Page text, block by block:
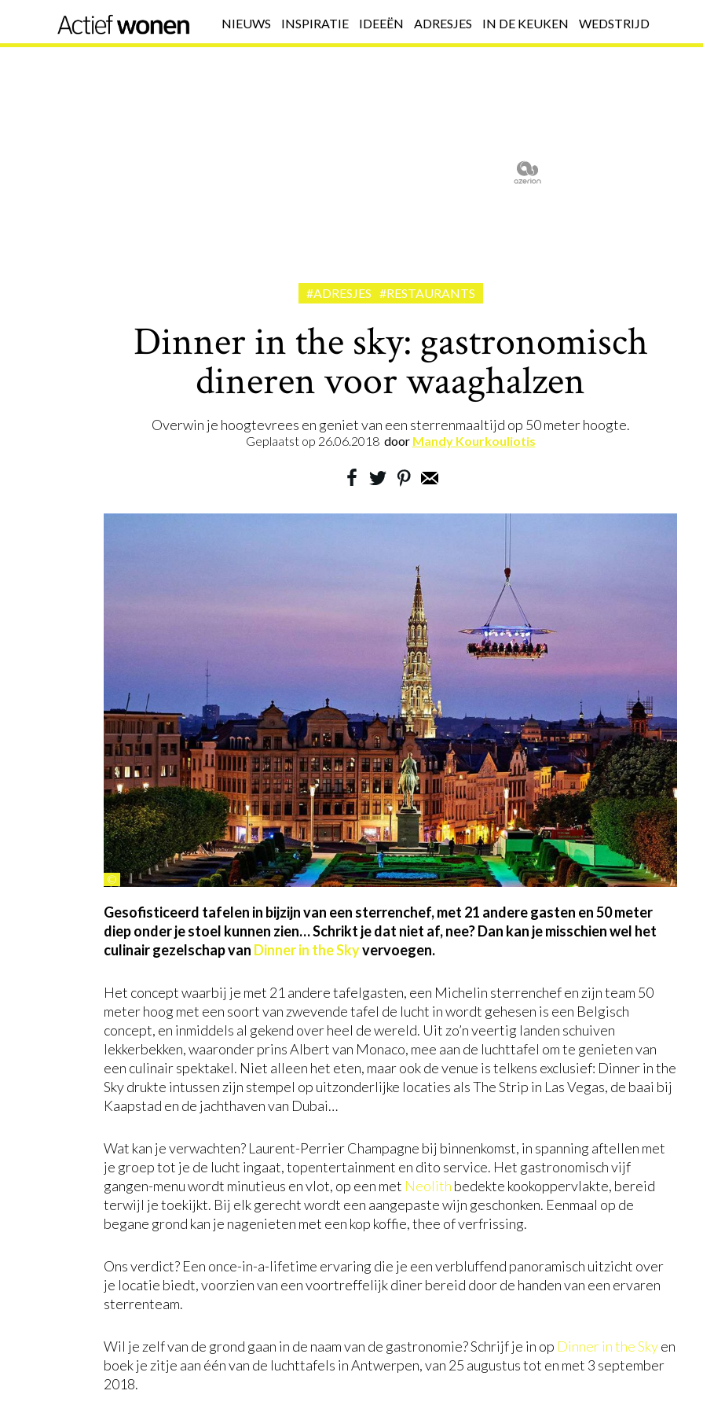
NIEUWS INSPIRATIE IDEEËN ADRESJES IN DE KEUKEN WEDSTRIJD
#ADRESJES #RESTAURANTS
Dinner in the sky: gastronomisch
dineren voor waaghalzen
Overwin je hoogtevrees en geniet van een sterrenmaaltijd op 50 meter hoogte.
Geplaatst op 26.06.2018 door Mandy Kourkouliotis
©
Gesofisticeerd tafelen in bijzijn van een sterrenchef, met 21 andere gasten en 50 meter
diep onder je stoel kunnen zien… Schrikt je dat niet af, nee? Dan kan je misschien wel het
culinair gezelschap van Dinner in the Skyvervoegen.
Het concept waarbij je met 21 andere tafelgasten, een Michelin sterrenchef en zijn team 50
meter hoog met een soort van zwevende tafel de lucht in wordt gehesen is een Belgisch
concept, en inmiddels al gekend over heel de wereld. Uit zo’n veertig landen schuiven
lekkerbekken, waaronder prins Albert van Monaco, mee aan de luchttafel om te genieten van
een culinair spektakel. Niet alleen het eten, maar ook de venue is telkens exclusief: Dinner in the
Sky drukte intussen zijn stempel op uitzonderlijke locaties als The Strip in Las Vegas, de baai bij
Kaapstad en de jachthaven van Dubai…
Wat kan je verwachten? Laurent-Perrier Champagne bij binnenkomst, in spanning aftellen met
je groep tot je de lucht ingaat, topentertainment en dito service. Het gastronomisch vijf
gangen-menu wordt minutieus en vlot, op een met Neolith bedekte kookoppervlakte, bereid
terwijl je toekijkt. Bij elk gerecht wordt een aangepaste wijn geschonken. Eenmaal op de
begane grond kan je nagenieten met een kop koffie, thee of verfrissing.
Ons verdict? Een once-in-a-lifetime ervaring die je een verbluffend panoramisch uitzicht over
je locatie biedt, voorzien van een voortreffelijk diner bereid door de handen van een ervaren
sterrenteam.
Wil je zelf van de grond gaan in de naam van de gastronomie? Schrijf je in op Dinner in the Skyen
boek je zitje aan één van de luchttafels in Antwerpen, van 25 augustus tot en met 3 september
2018.